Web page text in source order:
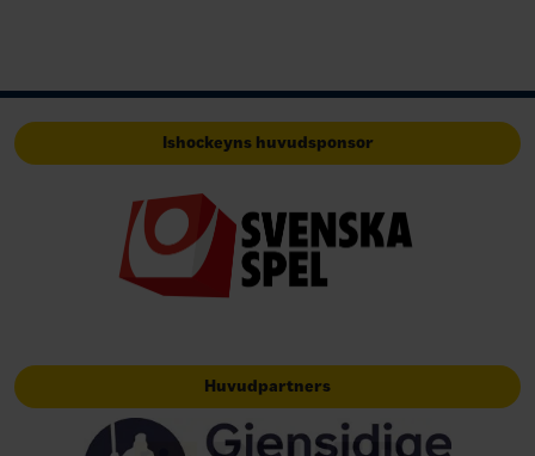
Ishockeyns huvudsponsor
Huvudpartners